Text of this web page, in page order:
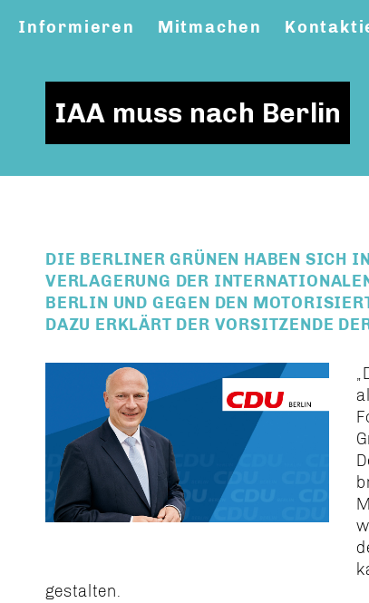
Informieren Mitmachen
IAA muss nach Berlin
DIE BERLINER GRÜNEN HABEN SICH
VERLAGERUNG DER
BERLIN UND GEGEN DEN
DAZU ERKLÄRT DER VORSITZENDE
gestalten.